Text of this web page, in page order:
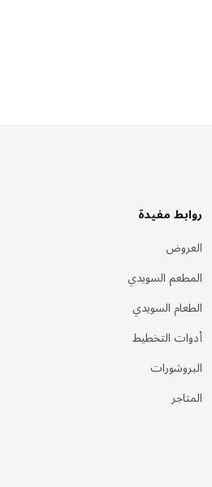
روابط مفيدة
العروض
المطعم السويدي
الطعام السويدي
أدوات التخطيط
البروشورات
المتاجر